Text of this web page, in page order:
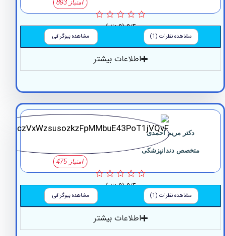
0/5 (0 نظر)
مشاهده نظرات (1) مشاهده بیوگرافی
اطلاعات بیشتر
دکتر مریم احمدی
متخصص دندانپزشکی
0/5 (0 نظر)
مشاهده نظرات (1) مشاهده بیوگرافی
اطلاعات بیشتر